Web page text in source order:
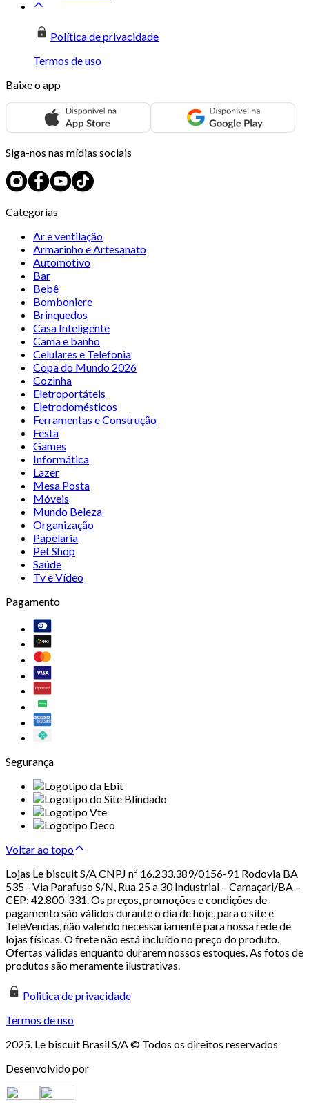
Política de privacidade
Termos de uso
Baixe o app
Siga-nos nas mídias sociais
Categorias
Ar e ventilação
Armarinho e Artesanato
Automotivo
Bar
Bebê
Bomboniere
Brinquedos
Casa Inteligente
Cama e banho
Celulares e Telefonia
Copa do Mundo 2026
Cozinha
Eletroportáteis
Eletrodomésticos
Ferramentas e Construção
Festa
Games
Informática
Lazer
Mesa Posta
Móveis
Mundo Beleza
Organização
Papelaria
Pet Shop
Saúde
Tv e Vídeo
Pagamento
Segurança
Voltar ao topo
Lojas Le biscuit S/A CNPJ nº 16.233.389/0156-91 Rodovia BA
535 - Via Parafuso S/N, Rua 25 a 30 Industrial – Camaçari/BA –
CEP: 42.800-331. Os preços, promoções e condições de
pagamento são válidos durante o dia de hoje, para o site e
TeleVendas, não valendo necessariamente para nossa rede de
lojas físicas. O frete não está incluído no preço do produto.
Ofertas válidas enquanto durarem nossos estoques. As fotos de
produtos são meramente ilustrativas.
Politica de privacidade
Termos de uso
2025. Le biscuit Brasil S/A © Todos os direitos reservados
Desenvolvido por